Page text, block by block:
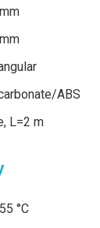
ABS
L=2 m
°C